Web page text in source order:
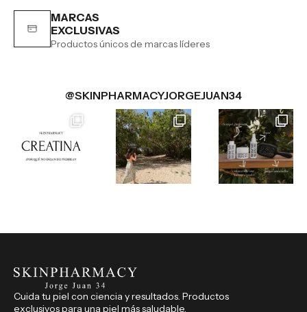
MARCAS
EXCLUSIVAS
Productos únicos de marcas líderes
@SKINPHARMACYJORGEJUAN34
Cuida tu piel con ciencia y resultados. Productos
exclusivos para una piel más saludable.